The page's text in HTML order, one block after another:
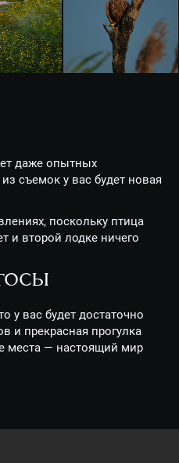
даже опытных
съемок у вас будет новая
поскольку птица
и второй лодке ничего
у вас будет достаточно
и прекрасная прогулка
места — настоящий мир